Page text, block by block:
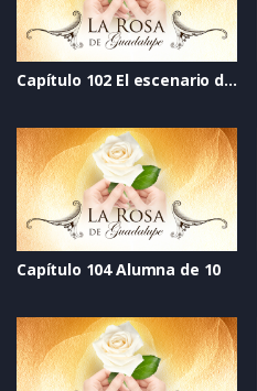
Capítulo 102 El escenario de la vida
Capítulo 104 Alumna de 10